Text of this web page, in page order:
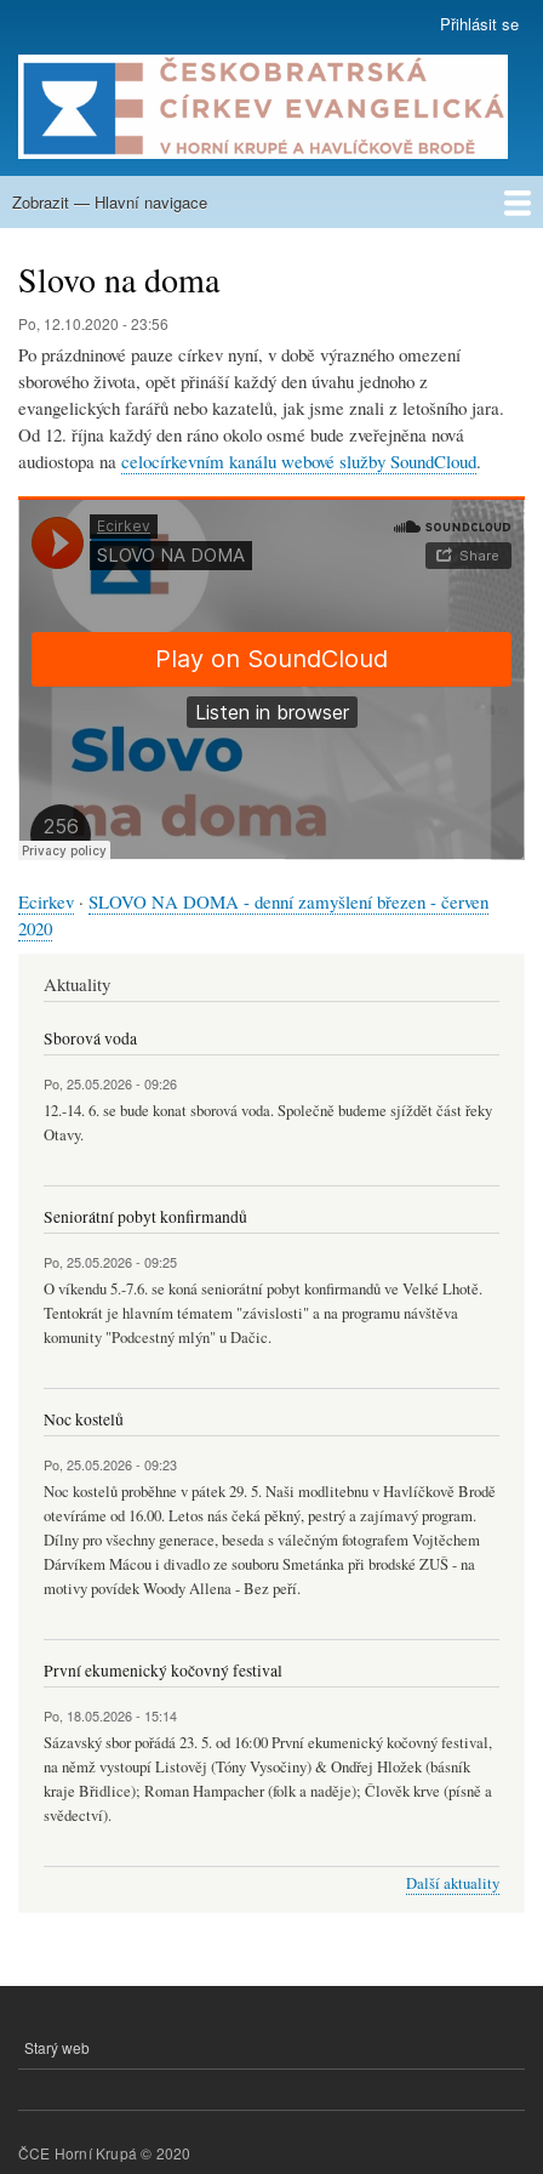
hlavnímu
obsahu
account
menu
Přihlásit se
Hlavní
Zobrazit — Hlavní navigace
Slovo na doma
Po, 12.10.2020 - 23:56
Po prázdninové pauze církev nyní, v době výrazného omezení
sborového života, opět přináší každý den úvahu jednoho z
evangelických farářů nebo kazatelů, jak jsme znali z letošního jara.
Od 12. října každý den ráno okolo osmé bude zveřejněna nová
audiostopa na celocírkevním kanálu webové služby SoundCloud.
Ecirkev · SLOVO NA DOMA - denní zamyšlení březen - červen
2020
Aktuality
Sborová voda
Po, 25.05.2026 - 09:26
12.-14. 6. se bude konat sborová voda. Společně budeme sjíždět část řeky
Otavy.
Seniorátní pobyt konfirmandů
Po, 25.05.2026 - 09:25
O víkendu 5.-7.6. se koná seniorátní pobyt konfirmandů ve Velké Lhotě.
Tentokrát je hlavním tématem "závislosti" a na programu návštěva
komunity "Podcestný mlýn" u Dačic.
Noc kostelů
Po, 25.05.2026 - 09:23
Noc kostelů proběhne v pátek 29. 5. Naši modlitebnu v Havlíčkově Brodě
otevíráme od 16.00. Letos nás čeká pěkný, pestrý a zajímavý program.
Dílny pro všechny generace, beseda s válečným fotografem Vojtěchem
Dárvíkem Mácou i divadlo ze souboru Smetánka při brodské ZUŠ - na
motivy povídek Woody Allena - Bez peří.
První ekumenický kočovný festival
Po, 18.05.2026 - 15:14
Sázavský sbor pořádá 23. 5. od 16:00 První ekumenický kočovný festival,
na němž vystoupí Listověj (Tóny Vysočiny) & Ondřej Hložek (básník
kraje Břidlice); Roman Hampacher (folk a naděje); Člověk krve (písně a
svědectví).
Další aktuality
MENU
Starý web
ČCE Horní Krupá © 2020